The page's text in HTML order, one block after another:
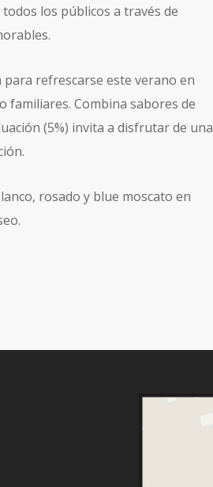
los públicos a través de
para refrescarse este verano en
familiares. Combina sabores de
(5%) invita a disfrutar de una
rosado y blue moscato en